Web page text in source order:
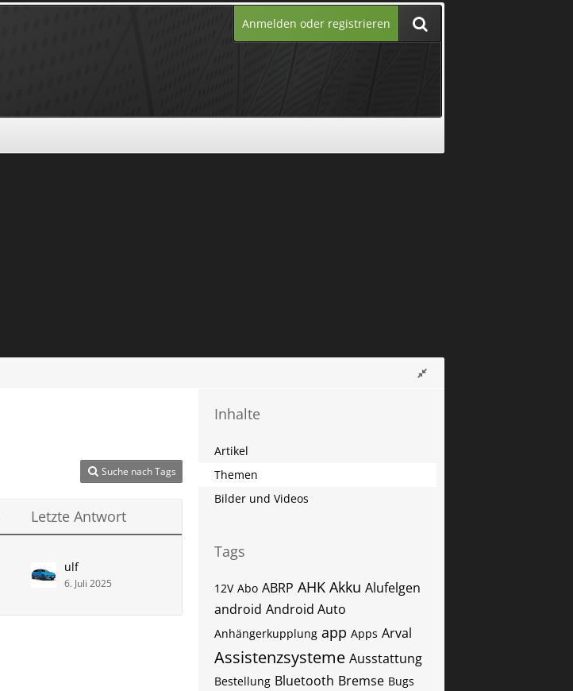
Anmelden oder registrieren
Suche nach Tags
Letzte Antwort
ulf
6. Juli 2025
Inhalte
Artikel
Themen
Bilder und Videos
Tags
12V Abo ABRP AHK Akku Alufelgen
android Android Auto
Anhängerkupplung app Apps Arval
Assistenzsysteme Ausstattung
Bestellung Bluetooth Bremse Bugs